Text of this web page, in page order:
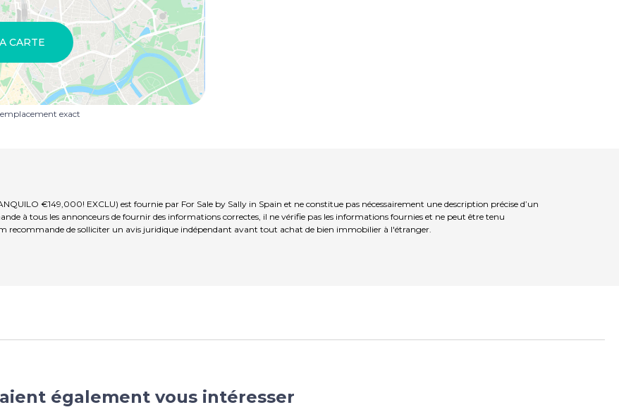
CARTE
exact
€149,000! EXCLU) est fournie par For Sale by Sally in Spain et ne constitue pas nécessairement une description précise d’un
à tous les annonceurs de fournir des informations correctes, il ne vérifie pas les informations fournies et ne peut être tenu
recommande de solliciter un avis juridique indépendant avant tout achat de bien immobilier à l'étranger.
également vous intéresser